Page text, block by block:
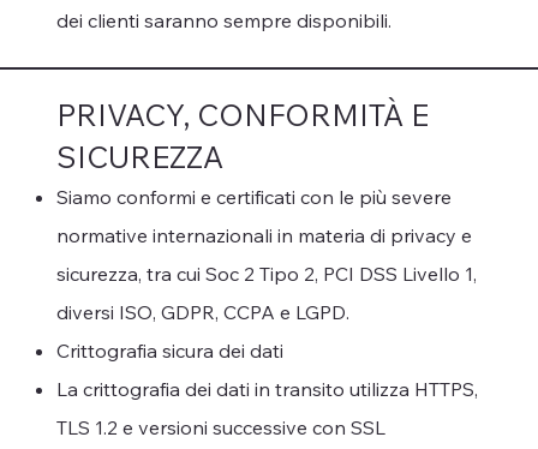
dei clienti saranno sempre disponibili.
PRIVACY, CONFORMITÀ E
SICUREZZA
Siamo conformi e certificati con le più severe
normative internazionali in materia di privacy e
sicurezza, tra cui Soc 2 Tipo 2, PCI DSS Livello 1,
diversi ISO, GDPR, CCPA e LGPD.
Crittografia sicura dei dati
La crittografia dei dati in transito utilizza HTTPS,
TLS 1.2 e versioni successive con SSL